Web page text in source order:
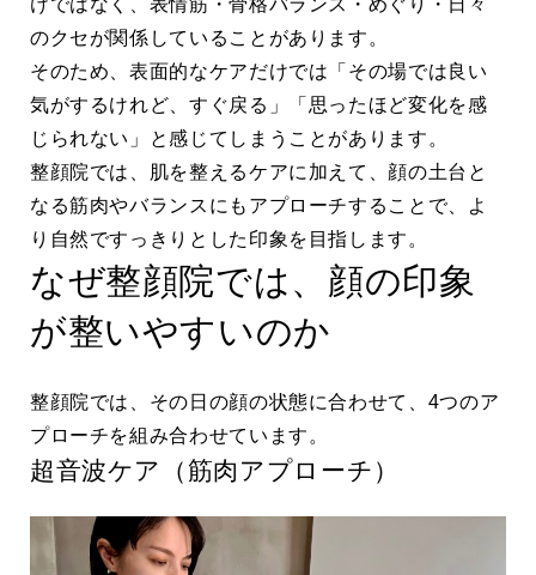
のクセが関係していることがあります。
そのため、表面的なケアだけでは「その場では良い
気がするけれど、すぐ戻る」「思ったほど変化を感
じられない」と感じてしまうことがあります。
整顔院では、肌を整えるケアに加えて、顔の土台と
なる筋肉やバランスにもアプローチすることで、よ
り自然ですっきりとした印象を目指します。
なぜ整顔院では、顔の印象
が整いやすいのか
整顔院では、その日の顔の状態に合わせて、4つのア
プローチを組み合わせています。
超音波ケア（筋肉アプローチ）